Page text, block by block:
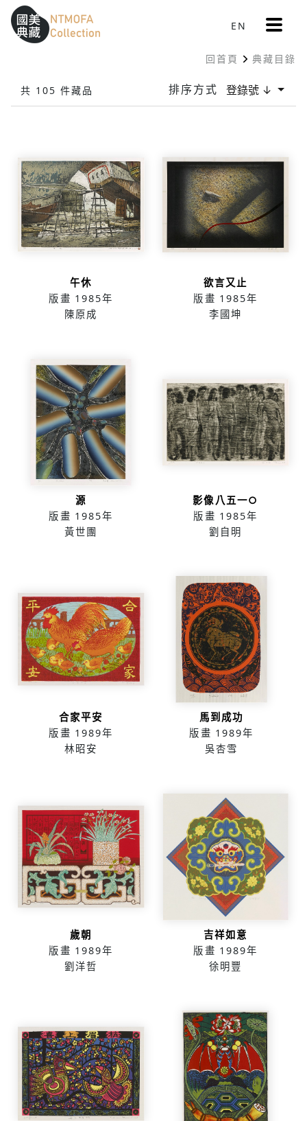
跳到中間主要內容區
網站導覽
::: EN 更
多
單
回首頁 典藏目錄
共 105 件藏品 排序方式 登錄號 ↓
午休
版畫 1985年
陳原成
欲言又止
版畫 1985年
李國坤
源
版畫 1985年
黃世團
影像八五一○
版畫 1985年
劉自明
合家平安
版畫 1989年
林昭安
馬到成功
版畫 1989年
吳杏雪
歲朝
版畫 1989年
劉洋哲
吉祥如意
版畫 1989年
徐明豐